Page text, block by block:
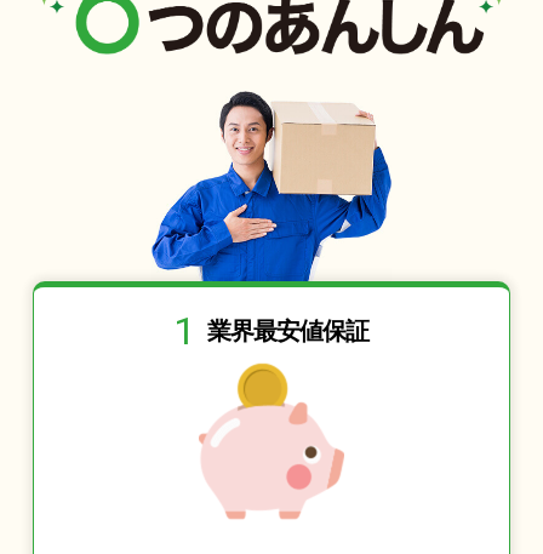
1 業界最安値保証